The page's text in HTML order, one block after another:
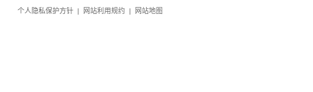
个人隐私保护方针 | 网站利用规约 | 网站地图